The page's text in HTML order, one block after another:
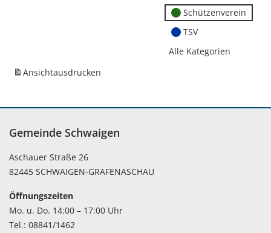
Schützenverein
TSV
Alle Kategorien
Ansichtausdrucken
Gemeinde Schwaigen
Aschauer Straße 26
82445 SCHWAIGEN-GRAFENASCHAU
Öffnungszeiten
Mo. u. Do. 14:00 – 17:00 Uhr
Tel.: 08841/1462